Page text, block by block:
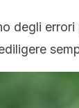
degli